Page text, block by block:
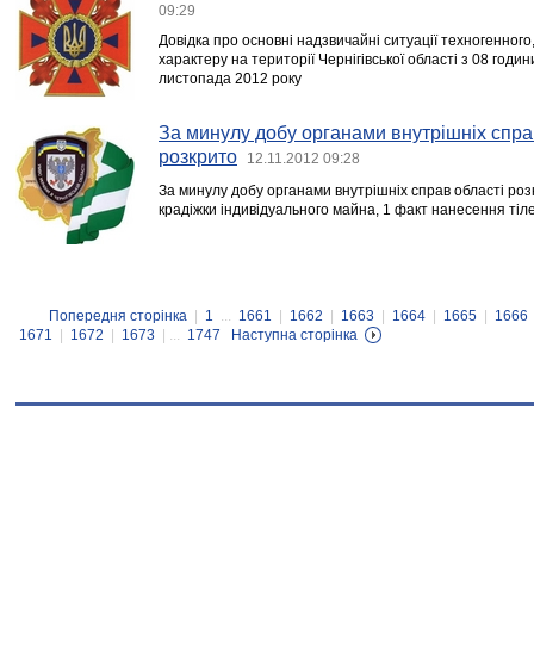
09:29
Довідка про основні надзвичайні ситуації
характеру на території Чернігівської області з 08
листопада 2012 року
За минулу добу органами внутрішніх
розкрито
12.11.2012 09:28
За минулу добу органами внутрішніх справ області
крадіжки індивідуального майна, 1 факт нанесення
Попередня сторінка 1 ... 1661 1662 1663 1664 1665 1666
1671
1672 1673 | ... 1747 Наступна сторінка